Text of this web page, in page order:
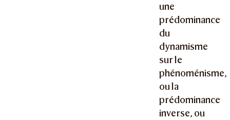
une
prédominance
du
dynamisme
sur le
phénoménisme,
ou la
prédominance
inverse, ou